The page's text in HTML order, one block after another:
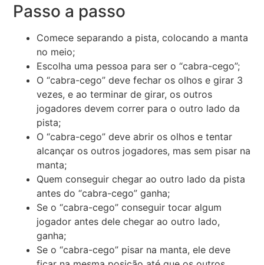
Passo a passo
Comece separando a pista, colocando a manta
no meio;
Escolha uma pessoa para ser o “cabra-cego”;
O “cabra-cego” deve fechar os olhos e girar 3
vezes, e ao terminar de girar, os outros
jogadores devem correr para o outro lado da
pista;
O “cabra-cego” deve abrir os olhos e tentar
alcançar os outros jogadores, mas sem pisar na
manta;
Quem conseguir chegar ao outro lado da pista
antes do “cabra-cego” ganha;
Se o “cabra-cego” conseguir tocar algum
jogador antes dele chegar ao outro lado,
ganha;
Se o “cabra-cego” pisar na manta, ele deve